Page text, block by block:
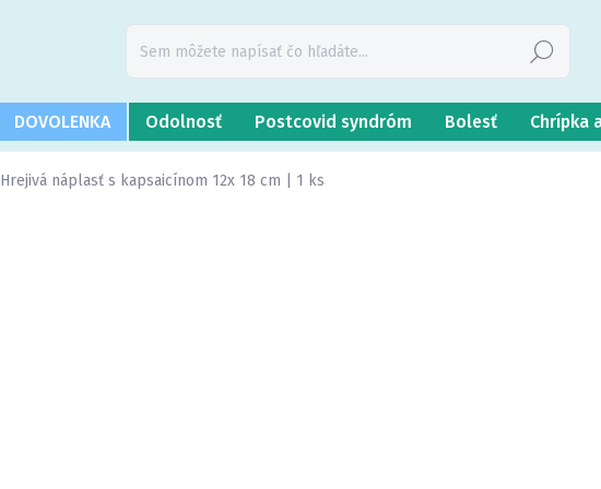
Hľadať
DOVOLENKA Odolnosť Postcovid syndróm Bolesť Chrípka
Hrejivá náplasť s kapsaicínom 12x 18 cm | 1 ks